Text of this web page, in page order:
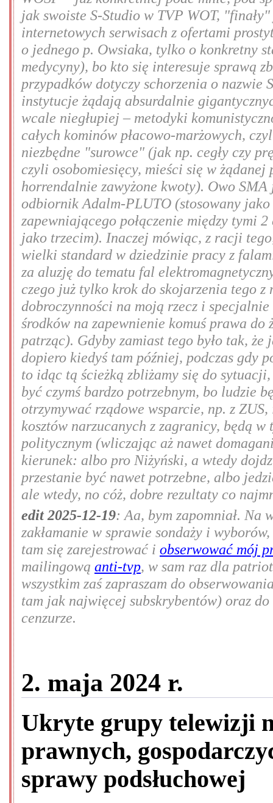
jak swoiste S-Studio w TVP WOT,
internetowych serwisach z ofertami
o jednego p. Owsiaka, tylko o konkretny
medycyny), bo kto się interesuje sprawą
przypadków dotyczy schorzenia o
instytucje żądają absurdalnie
wcale niegłupiej – metodyki
całych kominów płacowo-marżowych,
niezbędne "surowce" (jak np. cegły czy
czyli osobomiesięcy, mieści się w
horrendalnie zawyżone kwoty). Owo SMA
odbiornik Adalm-PLUTO (stosowany
zapewniającego połączenie między tymi
jako trzecim). Inaczej mówiąc, z racji
wielki standard w dziedzinie pracy z
za aluzję do tematu fal
czego już tylko krok do skojarzenia tego
dobroczynności na moją rzecz i
środków na zapewnienie komuś prawa
patrząc). Gdyby zamiast tego było tak,
dopiero kiedyś tam później, podczas gdy
to idąc tą ścieżką zbliżamy się do
być czymś bardzo potrzebnym, bo ludzie
otrzymywać rządowe wsparcie, np. z
kosztów narzucanych z zagranicy, będą
politycznym (wliczając aż nawet
kierunek: albo pro Niżyński, a wtedy
przestanie być nawet potrzebne, albo
ale wtedy, no cóż, dobre rezultaty co
edit 2025-12-19: Aa, bym zapomniał. Na
zakłamanie w sprawie sondaży i
tam się zarejestrować i obserwować mój
mailingową anti-tvp, w sam raz dla
wszystkim zaś zapraszam do
tam jak najwięcej subskrybentów) oraz
cenzurze.
2. maja 2024 r.
Ukryte grupy telewizji
prawnych,
sprawy podsłuchowej